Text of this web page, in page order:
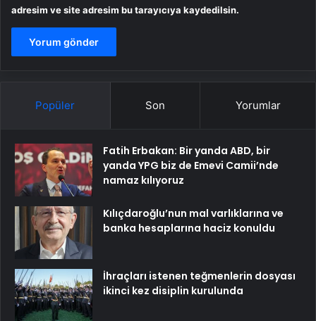
adresim ve site adresim bu tarayıcıya kaydedilsin.
Popüler Son Yorumlar
Fatih Erbakan: Bir yanda ABD, bir
yanda YPG biz de Emevi Camii’nde
namaz kılıyoruz
Kılıçdaroğlu’nun mal varlıklarına ve
banka hesaplarına haciz konuldu
İhraçları istenen teğmenlerin dosyası
ikinci kez disiplin kurulunda